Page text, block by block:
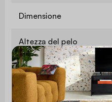
Dimensione
Altezza del pelo
Modello